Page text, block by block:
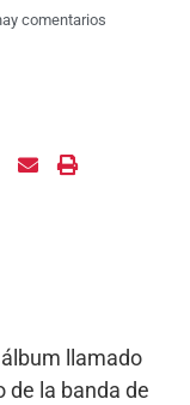
comentarios
llamado
de la banda de